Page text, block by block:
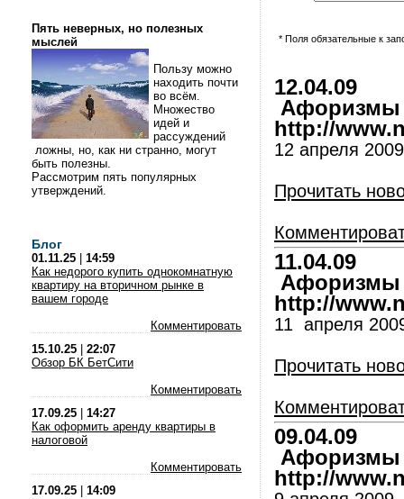
Пять неверных, но полезных
мыслей
Пользу можно
находить почти
во всём.
Множество
идей и
рассуждений
ложны, но, как ни странно, могут
быть полезны.
Рассмотрим пять популярных
утверждений.
Блог
01.11.25
14:59
Как недорого купить однокомнатную
квартиру на вторичном рынке в
вашем городе
Комментировать
15.10.25
22:07
Обзор БК БетСити
Комментировать
17.09.25
14:27
Как оформить аренду квартиры в
налоговой
Комментировать
17.09.25
14:09
* Поля обязательные к
12.04.09
Афоризмы
http://
12 апреля 2009
Прочитать
11.04.09
Афоризмы
http://
11 апреля
Прочитать
09.04.09
Афоризмы
http://